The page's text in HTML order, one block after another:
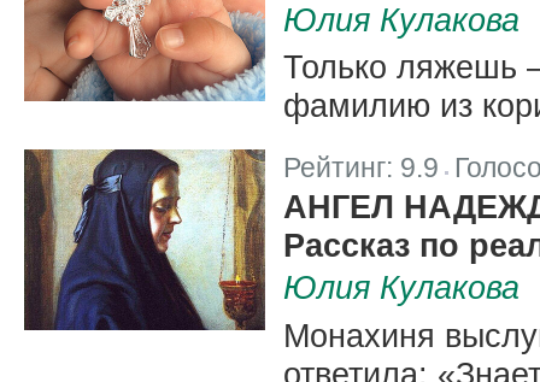
Юлия Кулакова
Только ляжешь
фамилию из
Рейтинг: 9.9
АНГЕЛ
Рассказ по
Юлия Кулакова
Монахиня
ответила: